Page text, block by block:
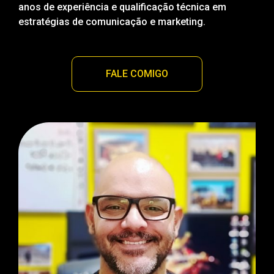
anos de experiência e qualificação técnica em
estratégias de comunicação e marketing.
FALE COMIGO